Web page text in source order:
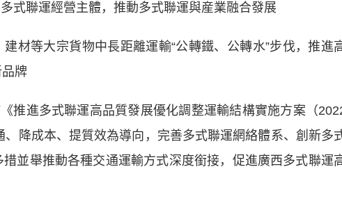
聯運經營主體，推動多式聯運與産業融合發展
等大宗貨物中長距離運輸“公轉鐵、公轉水”步伐，推進
牌
進多式聯運高品質發展優化調整運輸結構實施方案（
降成本、提質效為導向，完善多式聯運網絡體系、創新多
並舉推動各種交通運輸方式深度銜接，促進廣西多式聯運